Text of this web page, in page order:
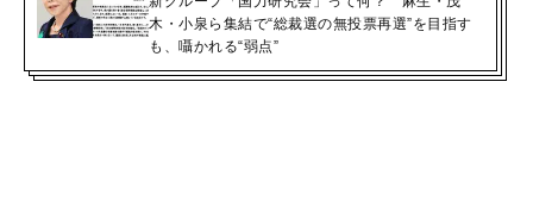
木・小泉ら集結で“総裁選の無投票再選”を目指す
も、囁かれる“弱点”